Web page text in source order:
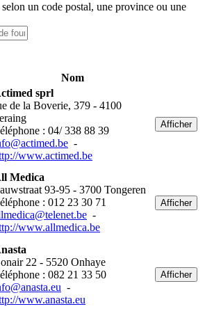
un code postal, une province ou une
Nom
sprl
de la Boverie, 379 - 4100
: 04/ 338 88 39
-
www.actimed.be
Afficher
Medica
93-95 - 3700 Tongeren
: 012 23 30 71
-
www.allmedica.be
Afficher
22 - 5520 Onhaye
: 082 21 33 50
-
www.anasta.eu
Afficher